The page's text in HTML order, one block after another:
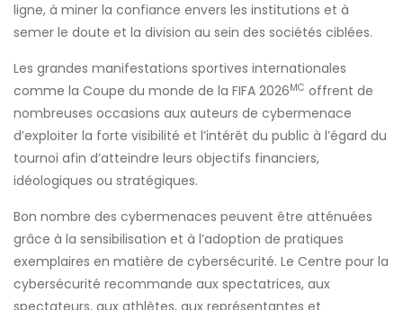
ligne, à miner la confiance envers les institutions et à
semer le doute et la division au sein des sociétés ciblées.
Les grandes manifestations sportives internationales
comme la Coupe du monde de la FIFA 2026MC offrent de
nombreuses occasions aux auteurs de cybermenace
d’exploiter la forte visibilité et l’intérêt du public à l’égard du
tournoi afin d’atteindre leurs objectifs financiers,
idéologiques ou stratégiques.
Bon nombre des cybermenaces peuvent être atténuées
grâce à la sensibilisation et à l’adoption de pratiques
exemplaires en matière de cybersécurité. Le Centre pour la
cybersécurité recommande aux spectatrices, aux
spectateurs, aux athlètes, aux représentantes et